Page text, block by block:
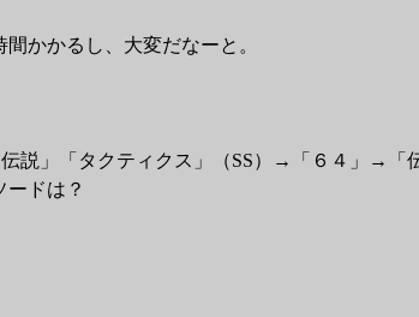
かかるし、大変だなーと。
説」「タクティクス」（SS）→「６４」→「
ドは？